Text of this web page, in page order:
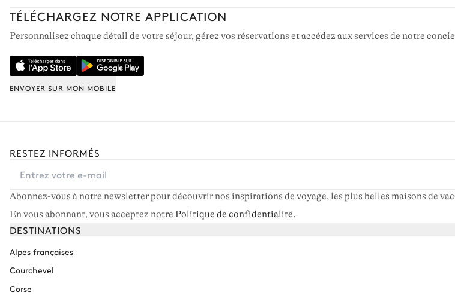
TÉLÉCHARGEZ NOTRE APPLICATION
Personnalisez chaque détail de votre séjour, gérez vos réservations et accédez aux services de notre
ENVOYER SUR MON MOBILE
RESTEZ INFORMÉS
Abonnez-vous à notre newsletter pour découvrir nos inspirations de voyage, les plus belles maisons de
En vous abonnant, vous acceptez notre Politique de confidentialité.
DESTINATIONS
Alpes françaises
Courchevel
Corse